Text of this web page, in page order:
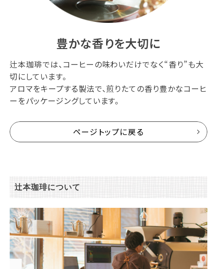
豊かな香りを大切に
辻本珈琲では、コーヒーの味わいだけでなく“香り”も大
切にしています。
アロマをキープする製法で、煎りたての香り豊かなコーヒ
ーをパッケージングしています。
ページトップに戻る
辻本珈琲について